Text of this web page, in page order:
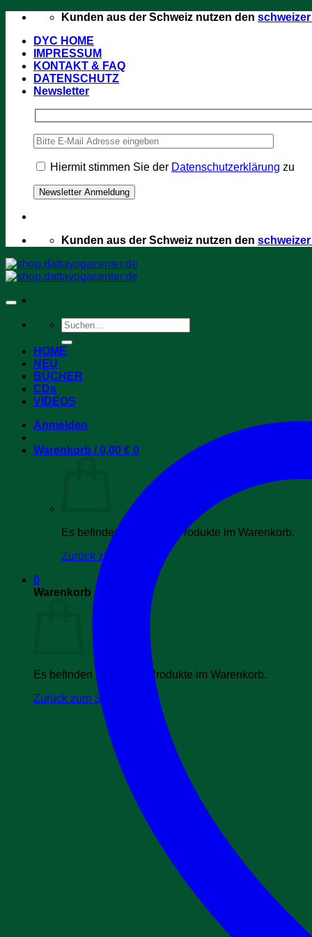
Zum
springen
Kunden aus der Schweiz nutzen den
DYC HOME
IMPRESSUM
KONTAKT & FAQ
DATENSCHUTZ
Newsletter
Hiermit stimmen Sie der Datenschutzerklärung zu
Kunden aus der Schweiz nutzen den
Suchen
nach:
HOME
NEU
BÜCHER
CDs
VIDEOS
Anmelden
Warenkorb /0,00 € 0
Es befinden sich keine Produkte im Warenkorb.
Zurück zum Shop
0
Warenkorb
Es befinden sich keine Produkte im Warenkorb.
Zurück zum Shop